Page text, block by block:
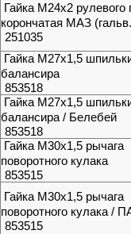
Гайка М24х2 рулевого
корончатая МАЗ
251035
Гайка М27х1,5
балансира
853518
Гайка М27х1,5
балансира / Белебей
853518
Гайка М30х1,5 рычага
поворотного кулака
853515
Гайка М30х1,5 рычага
поворотного кулака /
853515